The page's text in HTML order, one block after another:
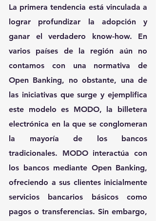
La primera tendencia está vinculada a
lograr profundizar la adopción y
ganar el verdadero know-how. En
varios países de la región aún no
contamos con una normativa de
Open Banking, no obstante, una de
las iniciativas que surge y ejemplifica
este modelo es MODO, la billetera
electrónica en la que se conglomeran
la mayoría de los bancos
tradicionales. MODO interactúa con
los bancos mediante Open Banking,
ofreciendo a sus clientes inicialmente
servicios bancarios básicos como
pagos o transferencias. Sin embargo,